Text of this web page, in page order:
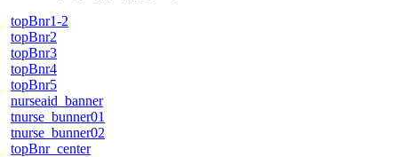
topBnr1-2
topBnr2
topBnr3
topBnr4
topBnr5
nurseaid_banner
tnurse_bunner01
tnurse_bunner02
topBnr_center